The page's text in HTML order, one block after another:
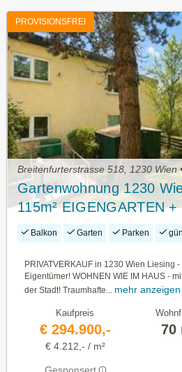
PROVISIONSFREI
Breitenfurterstrasse 518, 1230 Wien
Gartenwohnung 1230
115m² EIGENGARTEN
Garage + 30m² Keller |
Balkon Garten Parken
PRIVATVERKAUF in 1230 Wien Liesing
Eigentümer! WOHNEN WIE IM HAUS -
der Stadt! Traumhafte...
mehr anzeigen
Kaufpreis
€ 294.900,-
€ 4.212,- / m²
Gesponsert
70